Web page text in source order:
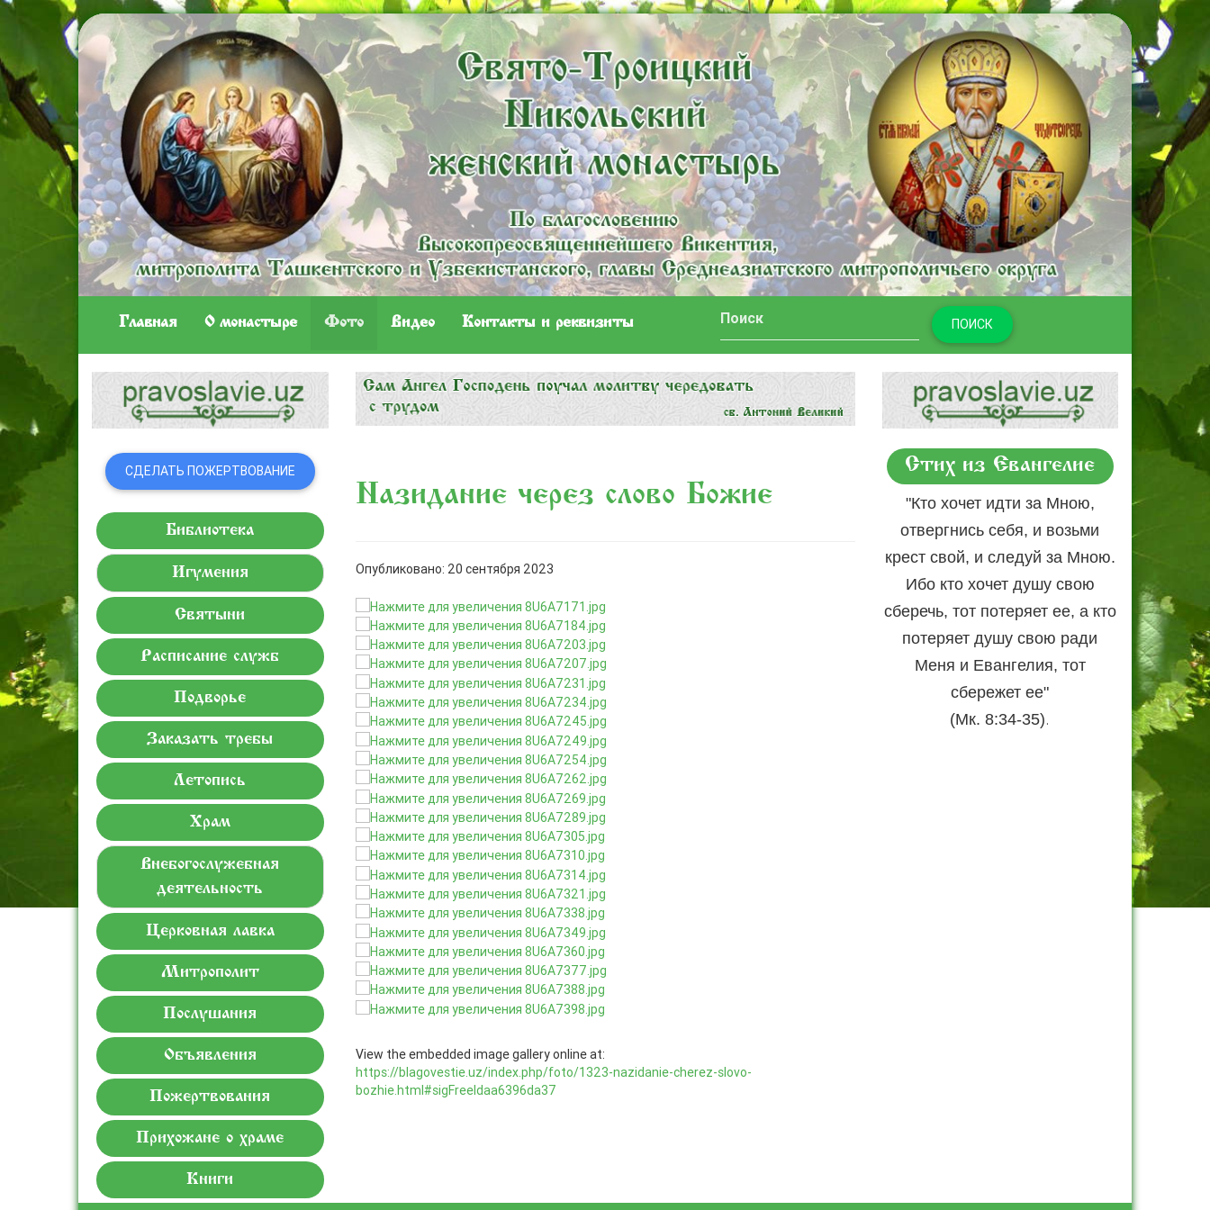
Главная O монастыре Фото Видео Контакты и реквизиты ПОИСК
СДЕЛАТЬ ПОЖЕРТВОВАНИЕ
Библиотека
Игумения
Святыни
Расписание служб
Подворье
Заказать требы
Летопись
Храм
Внебогослужебная
деятельность
Церковная лавка
Митрополит
Послушания
Объявления
Пожертвования
Прихожане о храме
Книги
Назидание через слово Божие
Опубликовано: 20 сентября 2023
View the embedded image gallery online at:
https://blagovestie.uz/index.php/foto/1323-nazidanie-cherez-slovo-
bozhie.html#sigFreeIdaa6396da37
Стих из Евангелие
"Кто хочет идти за Мною,
отвергнись себя, и возьми
крест свой, и следуй за Мною.
Ибо кто хочет душу свою
сберечь, тот потеряет ее, а кто
потеряет душу свою ради
Меня и Евангелия, тот
сбережет ее"
(Мк. 8:34-35).